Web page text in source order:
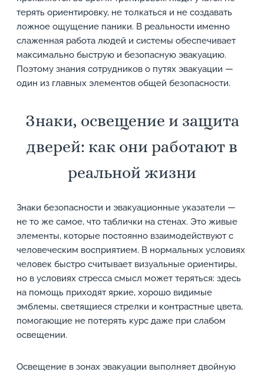
терять ориентировку, не толкаться и не создавать
ложное ощущение паники. В реальности именно
слаженная работа людей и системы обеспечивает
максимально быструю и безопасную эвакуацию.
Поэтому знания сотрудников о путях эвакуации —
один из главных элементов общей безопасности.
Знаки, освещение и защита
дверей: как они работают в
реальной жизни
Знаки безопасности и эвакуационные указатели —
не то же самое, что таблички на стенах. Это живые
элементы, которые постоянно взаимодействуют с
человеческим восприятием. В нормальных условиях
человек быстро считывает визуальные ориентиры,
но в условиях стресса смысл может теряться: здесь
на помощь приходят яркие, хорошо видимые
эмблемы, светящиеся стрелки и контрастные цвета,
помогающие не потерять курс даже при слабом
освещении.
Освещение в зонах эвакуации выполняет двойную